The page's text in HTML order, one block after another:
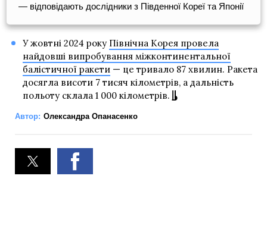
— відповідають дослідники з Південної Кореї та Японії
У жовтні 2024 року Північна Корея провела
найдовші випробування міжконтинентальної
балістичної ракети— це тривало 87 хвилин. Ракета
досягла висоти 7 тисяч кілометрів, а дальність
польоту склала 1 000 кілометрів.
Автор: Олександра Опанасенко